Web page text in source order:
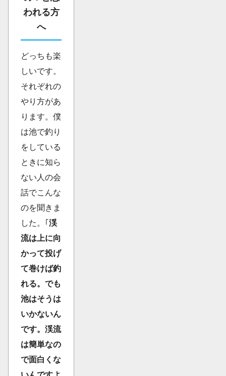
われる方
へ
どっちも楽
しいです。
それぞれの
やり方があ
ります。僕
は池で釣り
をしている
ときに知ら
ない人の会
話でこんな
のを聞きま
した。｢ 渓
流は上に向
かって投げ
て巻けば釣
れる。でも
池はそうは
いかないん
です。渓流
は簡単なの
で面白くな